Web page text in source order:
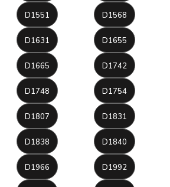
D1551 D1568
D1631 D1655
D1665 D1742
D1748 D1754
D1807 D1831
D1838 D1840
D1966 D1992